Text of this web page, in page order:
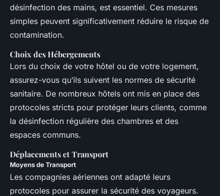
désinfection des mains, est essentiel. Ces mesures
simples peuvent significativement réduire le risque de
contamination.
Choix des Hébergements
Lors du choix de votre hôtel ou de votre logement,
assurez-vous qu’ils suivent les normes de sécurité
sanitaire. De nombreux hôtels ont mis en place des
protocoles stricts pour protéger leurs clients, comme
la désinfection régulière des chambres et des
espaces communs.
Déplacements et Transport
Moyens de Transport
Les compagnies aériennes ont adapté leurs
protocoles pour assurer la sécurité des voyageurs.